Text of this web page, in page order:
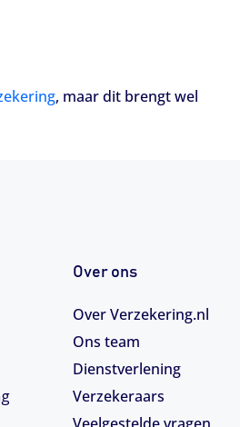
, maar dit brengt wel
Over ons
Over Verzekering.nl
Ons team
Dienstverlening
Verzekeraars